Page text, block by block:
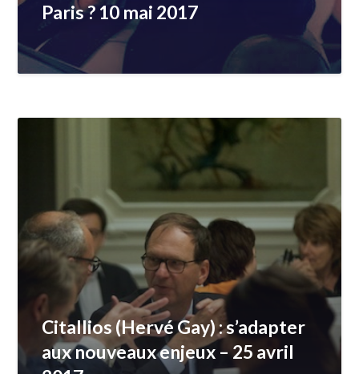
Paris ? 10 mai 2017
Citallios (Hervé Gay) : s’adapter
aux nouveaux enjeux – 25 avril